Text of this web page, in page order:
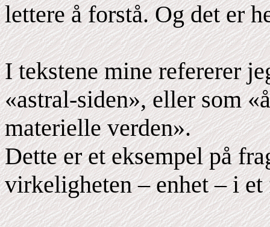
lettere å forstå. Og det er
I tekstene mine refererer
«astral-siden», eller som
materielle verden».
Dette er et eksempel på
virkeligheten – enhet – i